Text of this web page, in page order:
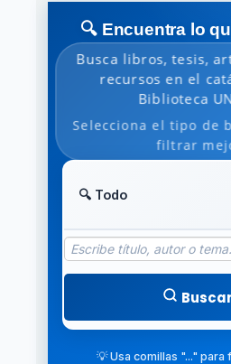
🔍 Encuentra lo
Busca libros, tesis,
recursos en el
Biblioteca
Selecciona el tipo de
filtrar
Buscar
💡 Usa comillas "..."